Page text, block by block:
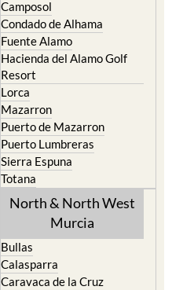
Camposol
Condado de Alhama
Fuente Alamo
Hacienda del Alamo Golf
Resort
Lorca
Mazarron
Puerto de Mazarron
Puerto Lumbreras
Sierra Espuna
Totana
North & North West
Murcia
Bullas
Calasparra
Caravaca de la Cruz